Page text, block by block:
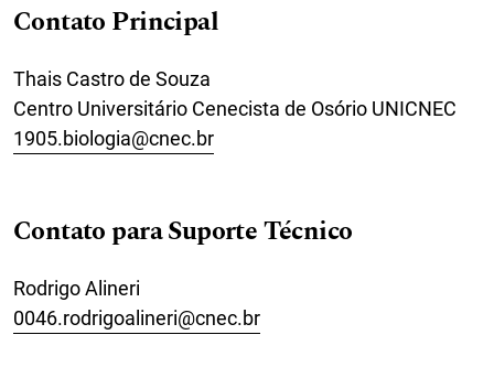
Contato Principal
Thais Castro de Souza
Centro Universitário Cenecista de Osório UNICNEC
1905.biologia@cnec.br
Contato para Suporte Técnico
Rodrigo Alineri
0046.rodrigoalineri@cnec.br